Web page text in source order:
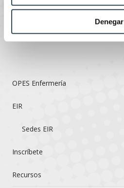
Denegar
OPES Enfermería
EIR
Sedes EIR
Inscríbete
Recursos